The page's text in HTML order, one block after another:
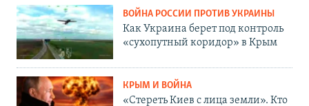
ВОЙНА РОССИИ ПРОТИВ УКРАИНЫ
Как Украина берет под контроль
«сухопутный коридор» в Крым
КРЫМ И ВОЙНА
«Стереть Киев с лица земли». Кто